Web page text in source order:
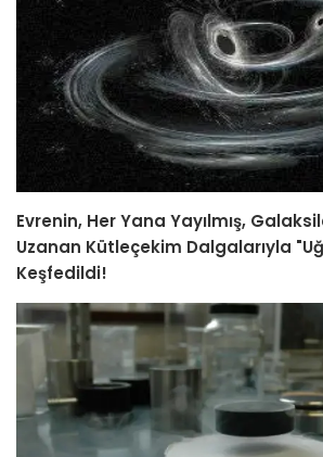
Evrenin, Her Yana Yayılmış,
Uzanan Kütleçekim Dalgalarıyla
Keşfedildi!